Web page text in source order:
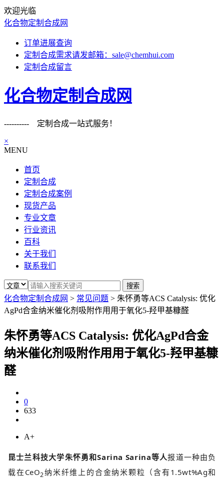
欢迎光临
化合物定制合成网
订单进展查询
定制合成需求请发邮箱：sale@chemhui.com
定制合成留言
化合物定制合成网
---------- 定制合成一站式服务！
×
MENU
首页
定制合成
定制合成案例
现货产品
专业文章
行业资讯
百科
关于我们
联系我们
化合物定制合成网 > 常见问题 > 朱怀勇等ACS Catalysis: 优化
AgPd合金纳米催化剂吸附作用用于氧化5-羟甲基糠醛
朱怀勇等ACS Catalysis: 优化AgPd合金
纳米催化剂吸附作用用于氧化5-羟甲基糠
醛
0
633
A+
昆士兰科技大学朱怀勇和Sarina Sarina等人报道一种由负
载在CeO2纳米纤维上的合金纳米颗粒（含有1.5wt%Ag和